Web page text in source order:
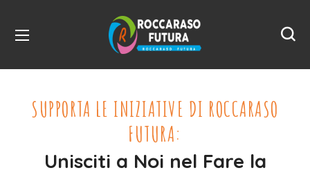
SUPPORTA LE INIZIATIVE DI ROCCARASO
FUTURA:
Unisciti a Noi nel Fare la